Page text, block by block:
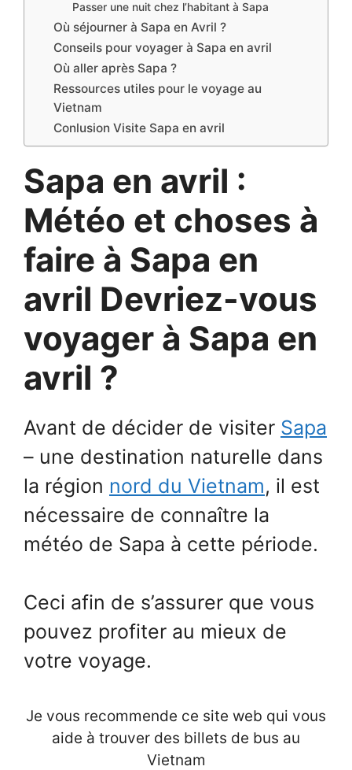
Passer une nuit chez l’habitant à Sapa
Où séjourner à Sapa en Avril ?
Conseils pour voyager à Sapa en avril
Où aller après Sapa ?
Ressources utiles pour le voyage au
Vietnam
Conlusion Visite Sapa en avril
Sapa en avril :
Météo et choses à
faire à Sapa en
avril Devriez-vous
voyager à Sapa en
avril ?
Avant de décider de visiter Sapa
– une destination naturelle dans
la région nord du Vietnam, il est
nécessaire de connaître la
météo de Sapa à cette période.
Ceci afin de s’assurer que vous
pouvez profiter au mieux de
votre voyage.
Je vous recommende ce site web qui vous
aide à trouver des billets de bus au
Vietnam